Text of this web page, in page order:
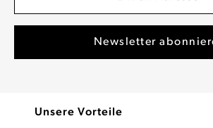
Unsere Vorteile